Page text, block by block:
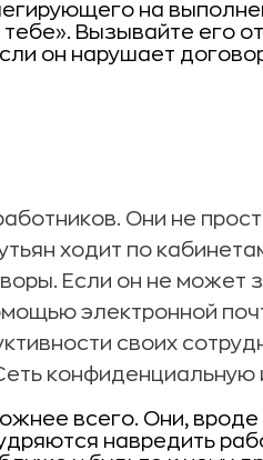
на
Вызывайте его
он нарушает
Они не
ходит по
Если он не может
электронной
своих
всего. Они,
навредить